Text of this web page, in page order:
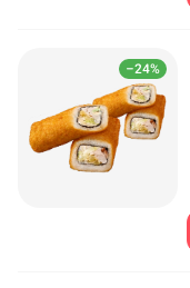
–24%